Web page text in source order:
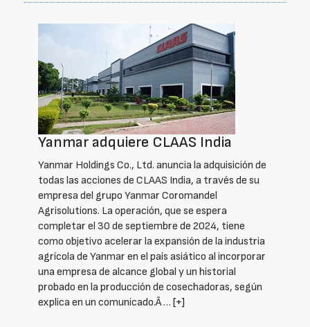
Yanmar adquiere CLAAS India
Yanmar Holdings Co., Ltd. anuncia la adquisición de
todas las acciones de CLAAS India, a través de su
empresa del grupo Yanmar Coromandel
Agrisolutions. La operación, que se espera
completar el 30 de septiembre de 2024, tiene
como objetivo acelerar la expansión de la industria
agrícola de Yanmar en el país asiático al incorporar
una empresa de alcance global y un historial
probado en la producción de cosechadoras, según
explica en un comunicado.Â … [+]